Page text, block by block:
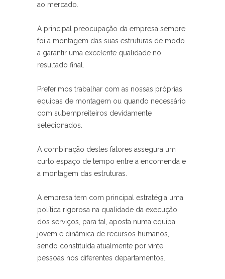
ao mercado.
A principal preocupação da empresa sempre
foi a montagem das suas estruturas de modo
a garantir uma excelente qualidade no
resultado final.
Preferimos trabalhar com as nossas próprias
equipas de montagem ou quando necessário
com subempreiteiros devidamente
selecionados.
A combinação destes fatores assegura um
curto espaço de tempo entre a encomenda e
a montagem das estruturas.
A empresa tem com principal estratégia uma
política rigorosa na qualidade da execução
dos serviços, para tal, aposta numa equipa
jovem e dinâmica de recursos humanos,
sendo constituída atualmente por vinte
pessoas nos diferentes departamentos.